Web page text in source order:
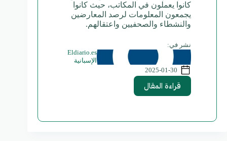
كانوا يعملون في المكاتب، حيث كانوا
يجمعون المعلومات لرصد المعارضين
والنشطاء والصحفيين واعتقالهم.
نشر في:
Eldiario.es
الإسبانية
2025-01-30
قراءة المقال